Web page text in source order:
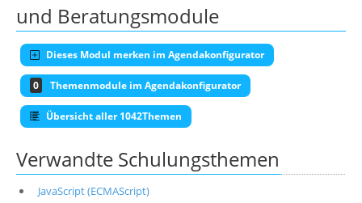
und Beratungsmodule
Dieses Modul merken im Agendakonfigurator
0 Themenmodule im Agendakonfigurator
Übersicht aller 1042Themen
Verwandte Schulungsthemen
JavaScript (ECMAScript)